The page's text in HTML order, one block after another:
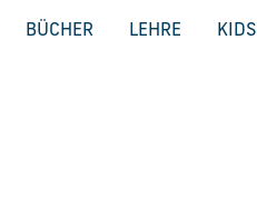
BÜCHER LEHRE KIDS